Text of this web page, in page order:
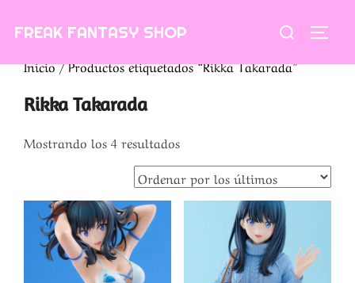
FREAK FANTASY SHOP Buscar:
Inicio/ Productos etiquetados “Rikka Takarada”
Rikka Takarada
Mostrando los 4 resultadosOrdenado
por
los